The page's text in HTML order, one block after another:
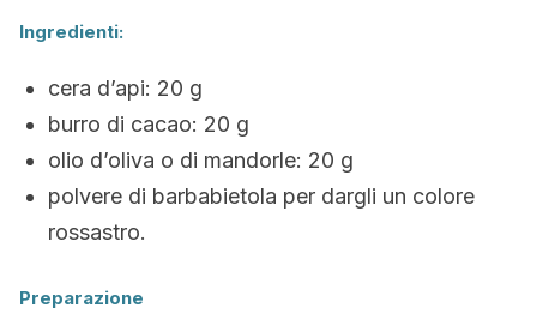
Ingredienti:
cera d’api: 20 g
burro di cacao: 20 g
olio d’oliva o di mandorle: 20 g
polvere di barbabietola per dargli un colore
rossastro.
Preparazione